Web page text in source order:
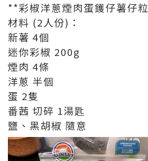
**彩椒洋蔥煙肉蛋鑊仔薯仔粒
材料 (2人份)：
新薯 4個
迷你彩椒 200g
煙肉 4條
洋蔥 半個
蛋 2隻
番茜 切碎 1湯匙
鹽、黑胡椒 隨意